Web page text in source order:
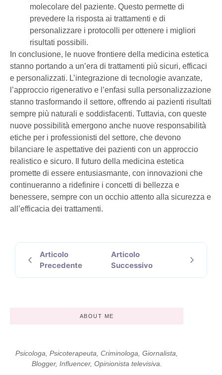
molecolare del paziente. Questo permette di
prevedere la risposta ai trattamenti e di
personalizzare i protocolli per ottenere i migliori
risultati possibili.
In conclusione, le nuove frontiere della medicina estetica
stanno portando a un’era di trattamenti più sicuri, efficaci
e personalizzati. L’integrazione di tecnologie avanzate,
l’approccio rigenerativo e l’enfasi sulla personalizzazione
stanno trasformando il settore, offrendo ai pazienti risultati
sempre più naturali e soddisfacenti. Tuttavia, con queste
nuove possibilità emergono anche nuove responsabilità
etiche per i professionisti del settore, che devono
bilanciare le aspettative dei pazienti con un approccio
realistico e sicuro. Il futuro della medicina estetica
promette di essere entusiasmante, con innovazioni che
continueranno a ridefinire i concetti di bellezza e
benessere, sempre con un occhio attento alla sicurezza e
all’efficacia dei trattamenti.
Articolo
Precedente
Articolo
Successivo
ABOUT ME
Psicologa, Psicoterapeuta, Criminologa, Giornalista,
Blogger, Influencer, Opinionista televisiva.